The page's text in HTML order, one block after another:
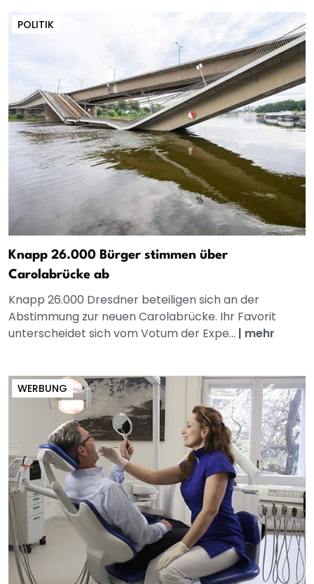
POLITIK
Knapp 26.000 Bürger stimmen über
Carolabrücke ab
Knapp 26.000 Dresdner beteiligen sich an der
Abstimmung zur neuen Carolabrücke. Ihr Favorit
unterscheidet sich vom Votum der Expe... | mehr
WERBUNG